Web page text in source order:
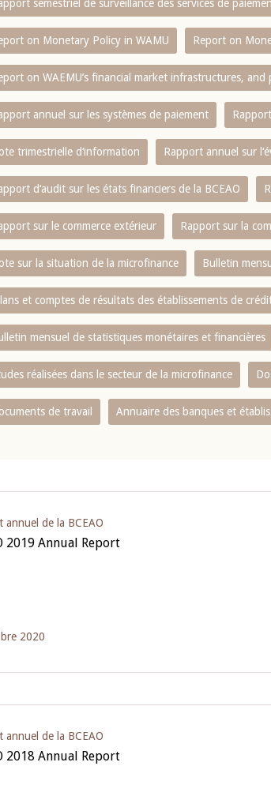
semestriel de surveillance des services de
on Monetary Policy in WAMU Report on
on WAEMU’s financial market infrastructures,
annuel sur les systèmes de paiement
trimestrielle d‘information Rapport annuel sur
d‘audit sur les états financiers de la BCEAO
sur le commerce extérieur Rapport sur la
sur la situation de la microfinance Bulletin
et comptes de résultats des établissements de
mensuel de statistiques monétaires et financières
réalisées dans le secteur de la microfinance
de travail Annuaire des banques et
annuel de la BCEAO
2019 Annual Report
2020
annuel de la BCEAO
2018 Annual Report